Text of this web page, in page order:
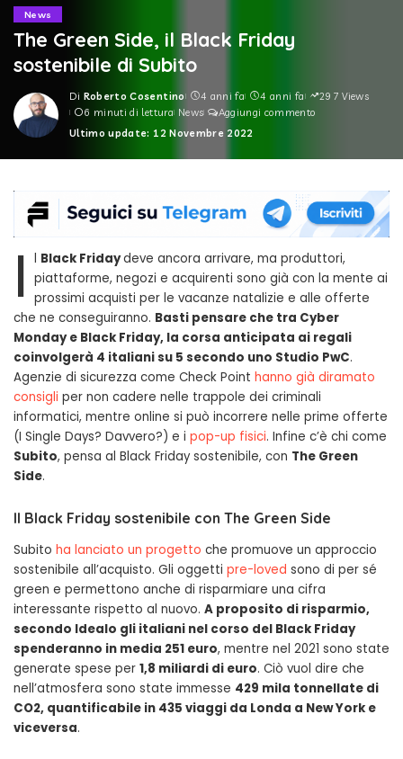
News
The Green Side, il Black Friday
sostenibile di Subito
Posted
by
Di Roberto Cosentino 4 anni fa 4 anni fa
297 Views
6 minuti di lettura News
Aggiungi commento
Ultimo update: 12 Novembre 2022
I l Black Fridaydeve ancora arrivare, ma produttori,
piattaforme, negozi e acquirenti sono già con la mente ai
prossimi acquisti per le vacanze natalizie e alle offerte
che ne conseguiranno. Basti pensare che tra Cyber
Monday e Black Friday, la corsa anticipata ai regali
coinvolgerà 4 italiani su 5 secondo uno Studio PwC.
Agenzie di sicurezza come Check Point hanno già diramato
consigli per non cadere nelle trappole dei criminali
informatici, mentre online si può incorrere nelle prime offerte
(I Single Days? Davvero?) e i pop-up fisici. Infine c’è chi come
Subito, pensa al Black Friday sostenibile, con The Green
Side.
Il Black Friday sostenibile con The Green Side
Subito ha lanciato un progetto che promuove un approccio
sostenibile all’acquisto. Gli oggetti pre-loved sono di per sé
green e permettono anche di risparmiare una cifra
interessante rispetto al nuovo. A proposito di risparmio,
secondo Idealo gli italiani nel corso del Black Friday
spenderanno in media 251 euro, mentre nel 2021 sono state
generate spese per 1,8 miliardi di euro. Ciò vuol dire che
nell’atmosfera sono state immesse 429 mila tonnellate di
CO2, quantificabile in 435 viaggi da Londa a New York e
viceversa.